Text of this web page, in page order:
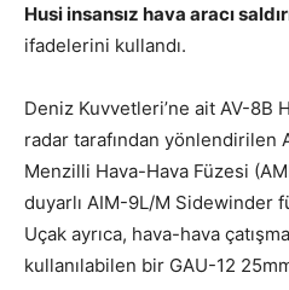
Husi insansız hava aracı
ifadelerini kullandı.
Deniz Kuvvetleri’ne ait AV-8B
radar tarafından yönlendirilen
Menzilli Hava-Hava Füzesi
duyarlı AIM-9L/M Sidewinder
Uçak ayrıca, hava-hava
kullanılabilen bir GAU-12